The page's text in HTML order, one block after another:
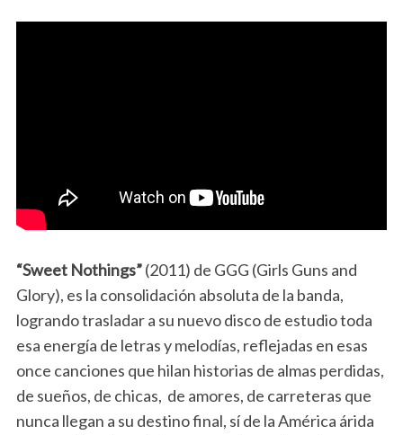
“Sweet Nothings”(2011) de GGG (Girls Guns and
Glory), es la consolidación absoluta de la banda,
logrando trasladar a su nuevo disco de estudio toda
esa energía de letras y melodías, reflejadas en esas
once canciones que hilan historias de almas perdidas,
de sueños, de chicas, de amores, de carreteras que
nunca llegan a su destino final, sí de la América árida